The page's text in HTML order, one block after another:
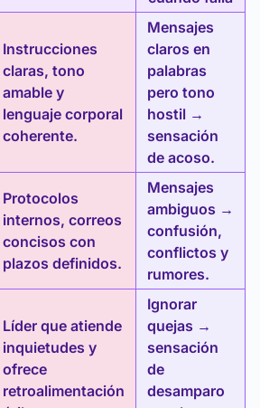
Instrucciones
claras, tono
amable y
lenguaje corporal
coherente.
Mensajes
claros en
palabras
pero tono
hostil →
sensación
de acoso.
Protocolos
internos, correos
concisos con
plazos definidos.
Mensajes
ambiguos →
confusión,
conflictos y
rumores.
Líder que atiende
inquietudes y
ofrece
retroalimentación
Ignorar
quejas →
sensación
de
desamparo